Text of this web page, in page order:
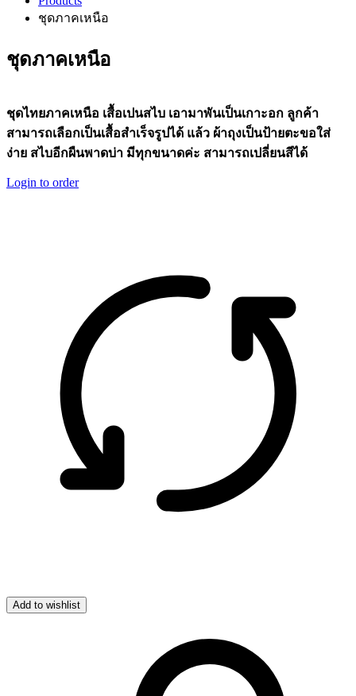
ชุดภาคเหนือ
ชุดภาคเหนือ
ชุดไทยภาคเหนือ เสื้อเปนสไบ เอามาพันเป็นเกาะอก ลูกค้า
สามารถเลือกเป็นเสื้อสำเร็จรูปได้ แล้ว ผ้าถุงเป็นป้ายตะขอใส่
ง่าย สไบอีกผืนพาดบ่า มีทุกขนาดค่ะ สามารถเปลี่ยนสีได้
Login to order
Add to wishlist